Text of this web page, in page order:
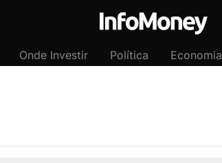
Onde Investir Política Economia